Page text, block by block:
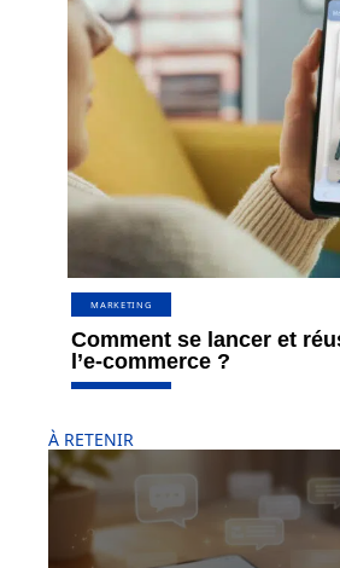
MARKETING
Comment se lancer et
l’e-commerce ?
À RETENIR